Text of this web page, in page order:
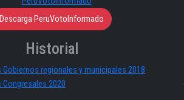
Descarga PeruVotoInformado
Historial
Gobiernos regionales y municipales 2018
Congresales 2020